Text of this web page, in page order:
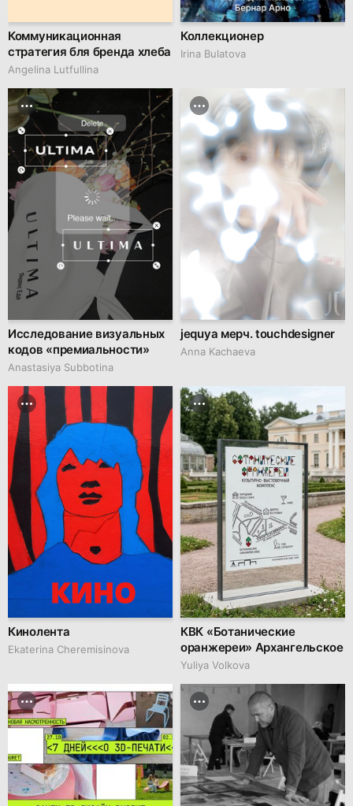
Коммуникационная
стратегия бля бренда хлеба
Angelina Lutfullina
Коллекционер
Irina Bulatova
Исследование визуальных
кодов «премиальности»
Anastasiya Subbotina
jequya мерч. touchdesigner
Anna Kachaeva
Кинолента
Ekaterina Cheremisinova
КВК «Ботанические
оранжереи» Архангельское
Yuliya Volkova